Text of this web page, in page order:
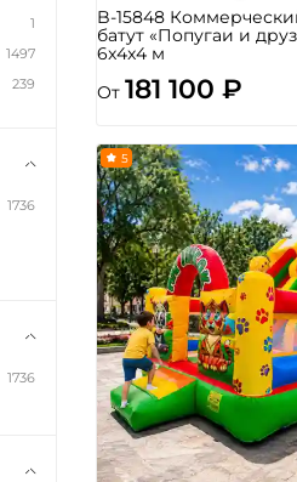
B-15848
батут «Попугаи и
6x4x4 м
От 181 100 ₽
5
1
1497
239
1736
1736